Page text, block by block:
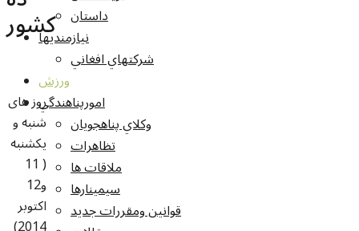
داستان
نيازمنديها
شرکتهاي افغاني
ورزش
امورپناهندگي
وکلاي پناهجويان
تظاهرات
ملاقات ها
سيمينارها
قوانين ومقررات جديد
کشور
روز های
شنبه و
یکشنبه
( 11
و12
اکتوبر